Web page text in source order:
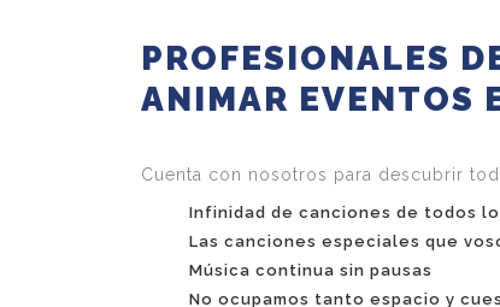
PROFESIONALES
ANIMAR EVENTOS
Cuenta con nosotros para descubrir
Infinidad de canciones de todos
Las canciones especiales que
Música continua sin pausas
No ocupamos tanto espacio y